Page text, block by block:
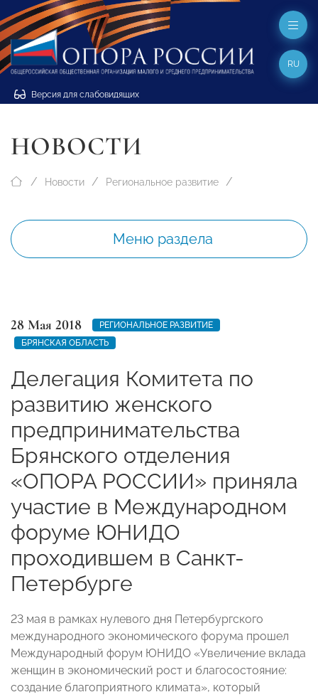
Версия для слабовидящих
RU
НОВОСТИ
Новости Региональное развитие
Меню раздела
28 Мая 2018
РЕГИОНАЛЬНОЕ РАЗВИТИЕ
БРЯНСКАЯ ОБЛАСТЬ
Делегация Комитета по
развитию женского
предпринимательства
Брянского отделения
«ОПОРА РОССИИ» приняла
участие в Международном
форуме ЮНИДО
проходившем в Санкт-
Петербурге
23 мая в рамках нулевого дня Петербургского
международного экономического форума прошел
Международный форум ЮНИДО «Увеличение вклада
женщин в экономический рост и благосостояние:
создание благоприятного климата», который